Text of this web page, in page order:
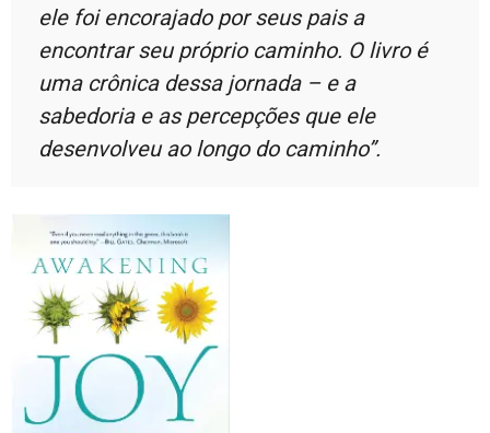
ele foi encorajado por seus pais a
encontrar seu próprio caminho. O livro é
uma crônica dessa jornada – e a
sabedoria e as percepções que ele
desenvolveu ao longo do caminho”.